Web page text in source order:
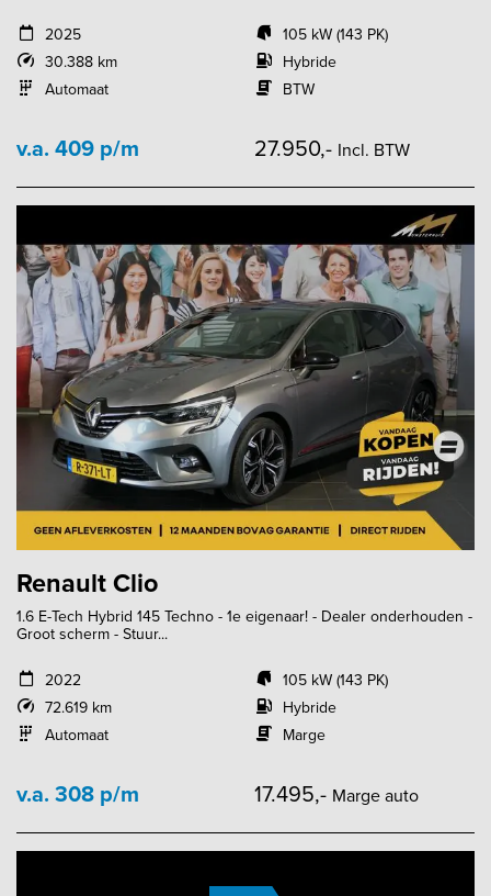
2025
30.388 km
Automaat
105 kW (143 PK)
Hybride
BTW
v.a. 409 p/m 27.950,- Incl. BTW
Renault Clio
1.6 E-Tech Hybrid 145 Techno - 1e eigenaar! - Dealer onderhouden -
Groot scherm - Stuur...
2022
72.619 km
Automaat
105 kW (143 PK)
Hybride
Marge
v.a. 308 p/m 17.495,- Marge auto